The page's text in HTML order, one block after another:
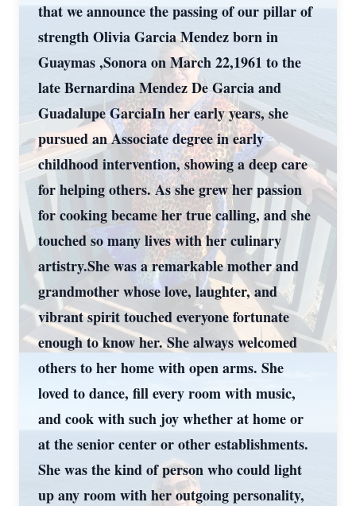
that we announce the passing of our pillar of
strength Olivia Garcia Mendez born in
Guaymas ,Sonora on March 22,1961 to the
late Bernardina Mendez De Garcia and
Guadalupe GarciaIn her early years, she
pursued an Associate degree in early
childhood intervention, showing a deep care
for helping others. As she grew her passion
for cooking became her true calling, and she
touched so many lives with her culinary
artistry.She was a remarkable mother and
grandmother whose love, laughter, and
vibrant spirit touched everyone fortunate
enough to know her. She always welcomed
others to her home with open arms. She
loved to dance, fill every room with music,
and cook with such joy whether at home or
at the senior center or other establishments.
She was the kind of person who could light
up any room with her outgoing personality,